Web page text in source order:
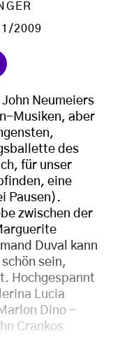
2009
Neumeiers
Musiken, aber
des
für unser
eine
Pausen).
zwischen der
Duval kann
sein,
Hochgespannt
Lucia
Dino –
Crankos